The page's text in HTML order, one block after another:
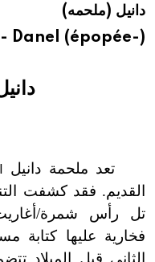
هيئة الموسوعةدانيل (ملحمه)
Danel (épopée-)
تعد ملحمة دانيل
القديم. فقد كشفت
تل رأس شمرة/
فخارية عليها كتابة
الثاني قبل الميلاد